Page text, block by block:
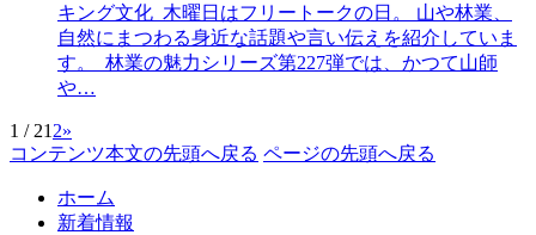
キング文化 木曜日はフリートークの日。 山や林業、
自然にまつわる身近な話題や言い伝えを紹介していま
す。 林業の魅力シリーズ第227弾では、かつて山師
や…
1 / 21 2»
コンテンツ本文の先頭へ戻る ページの先頭へ戻る
ホーム
新着情報